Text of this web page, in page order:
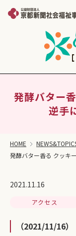
発酵バター
逆手
HOME
発酵バター香る クッキ
2021.11.16
アクセス
（2021/11/16）